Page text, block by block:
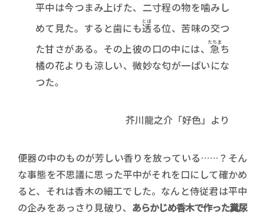
平中は今つまみ上げた、二寸程の物を噛みし
めて見た。すると歯にも透
とほ る位、苦味の交つ
た甘さがある。その上彼の口の中には、急
たちまち
橘の花よりも涼しい、微妙な匂が一ぱいにな
つた。
芥川龍之介「好色」より
便器の中のものが芳しい香りを放っている……？そん
な事態を不思議に思った平中がそれを口にして確かめ
ると、それは香木の細工でした。なんと侍従君は平中
の企みをあっさり見破り、 あらかじめ香木で作った糞尿